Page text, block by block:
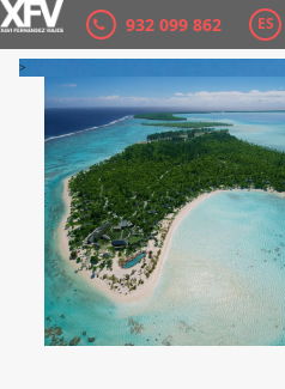
932 099 862 ES
>